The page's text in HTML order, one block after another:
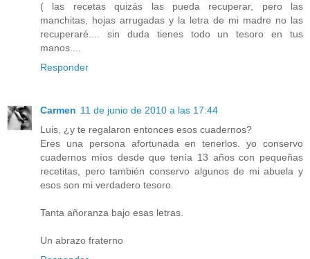
( las recetas quizás las pueda recuperar, pero las
manchitas, hojas arrugadas y la letra de mi madre no las
recuperaré.... sin duda tienes todo un tesoro en tus
manos....
Responder
Carmen 11 de junio de 2010 a las 17:44
Luis, ¿y te regalaron entonces esos cuadernos?
Eres una persona afortunada en tenerlos. yo conservo
cuadernos míos desde que tenía 13 años con pequeñas
recetitas, pero también conservo algunos de mi abuela y
esos son mi verdadero tesoro.
Tanta añoranza bajo esas letras.
Un abrazo fraterno